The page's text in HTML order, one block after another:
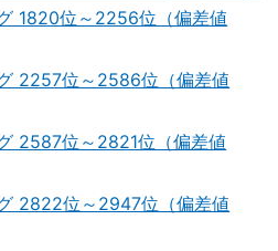
1820位～2256位（偏差値
2257位～2586位（偏差値
2587位～2821位（偏差値
2822位～2947位（偏差値